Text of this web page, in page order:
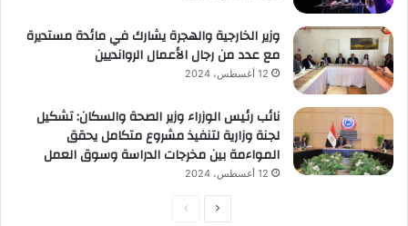
وزير الخارجية والهجرة يشارك في مائدة مستديرة
مع عدد من رجال الأعمال الروانديين
12 أغسطس، 2024
نائب رئيس الوزراء وزير الصحة والسكان: تشكيل
لجنة وزارية لتنفيذ مشروع متكامل يحقق
المواءمة بين مخرجات الدراسة وسوق العمل
12 أغسطس، 2024
الصفحةالصفحة